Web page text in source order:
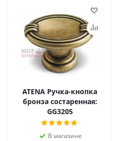
ATENA Ручка-кнопка
бронза состаренная:
GG3205
В магазине